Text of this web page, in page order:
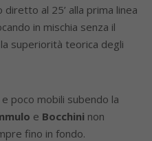
al 25’ alla prima linea
in mischia senza il
superiorità teorica degli
poco mobili subendo la
e Bocchini non
fino in fondo.